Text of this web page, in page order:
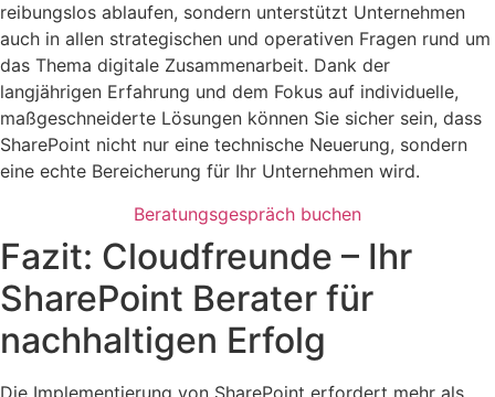
reibungslos ablaufen, sondern unterstützt Unternehmen
auch in allen strategischen und operativen Fragen rund um
das Thema digitale Zusammenarbeit. Dank der
langjährigen Erfahrung und dem Fokus auf individuelle,
maßgeschneiderte Lösungen können Sie sicher sein, dass
SharePoint nicht nur eine technische Neuerung, sondern
eine echte Bereicherung für Ihr Unternehmen wird.
Beratungsgespräch buchen
Fazit: Cloudfreunde – Ihr
SharePoint Berater für
nachhaltigen Erfolg
Die Implementierung von SharePoint erfordert mehr als